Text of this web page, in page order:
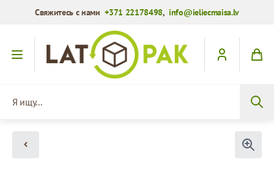
Свяжитесь с нами+371 22178498,info@ieliecmaisa.lv
Перейти к содержимому